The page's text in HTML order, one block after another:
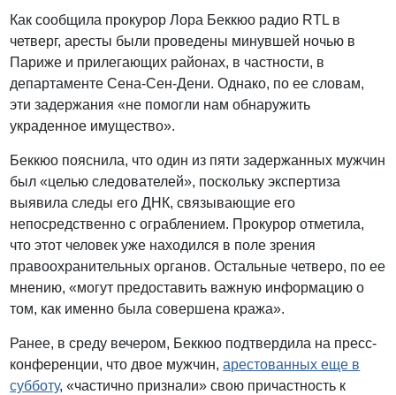
Как сообщила прокурор Лора Беккюо радио RTL в
четверг, аресты были проведены минувшей ночью в
Париже и прилегающих районах, в частности, в
департаменте Сена-Сен-Дени. Однако, по ее словам,
эти задержания «не помогли нам обнаружить
украденное имущество».
Беккюо пояснила, что один из пяти задержанных мужчин
был «целью следователей», поскольку экспертиза
выявила следы его ДНК, связывающие его
непосредственно с ограблением. Прокурор отметила,
что этот человек уже находился в поле зрения
правоохранительных органов. Остальные четверо, по ее
мнению, «могут предоставить важную информацию о
том, как именно была совершена кража».
Ранее, в среду вечером, Беккюо подтвердила на пресс-
конференции, что двое мужчин,арестованных еще в
субботу, «частично признали» свою причастность к